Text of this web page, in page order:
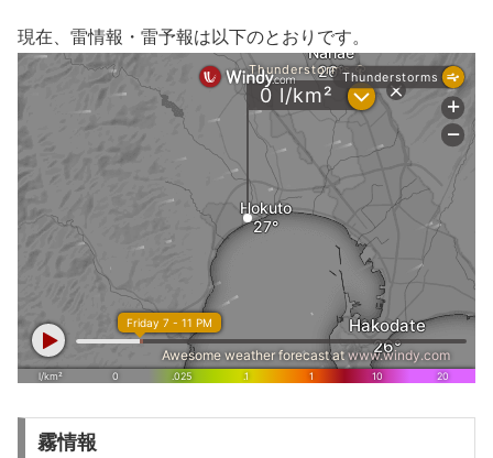
現在、雷情報・雷予報は以下のとおりです。
霧情報